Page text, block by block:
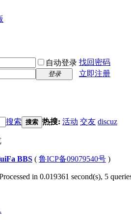
自动登录 找回密码
登录
立即注册
搜索 搜索 热搜: 活动 交友 discuz
BBS ( 鲁ICP备09079540号 )
in 0.019361 second(s), 5